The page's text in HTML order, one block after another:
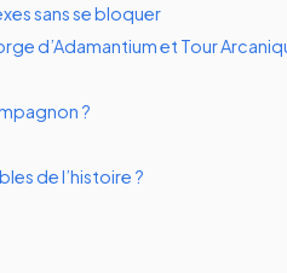
sans se bloquer
d’Adamantium et Tour
?
de l’histoire ?